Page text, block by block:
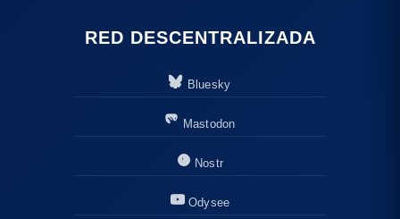
RED DESCENTRALIZADA
Bluesky
Mastodon
Nostr
Odysee